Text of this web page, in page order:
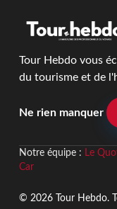
Tour Hebdo vous
du tourisme et de
Ne rien manquer
Notre équipe : Le
Car
© 2026 Tour Hebdo.